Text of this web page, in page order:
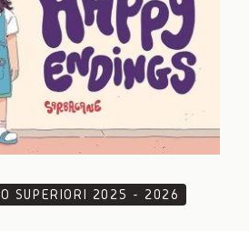
SUPERIORI 2025 - 2026